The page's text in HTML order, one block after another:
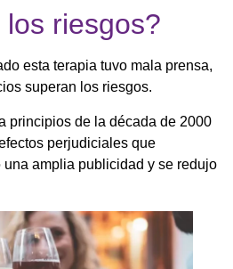
riesgos?
esta terapia tuvo mala prensa,
superan los riesgos.
principios de la década de 2000
perjudiciales que
una amplia publicidad y se redujo